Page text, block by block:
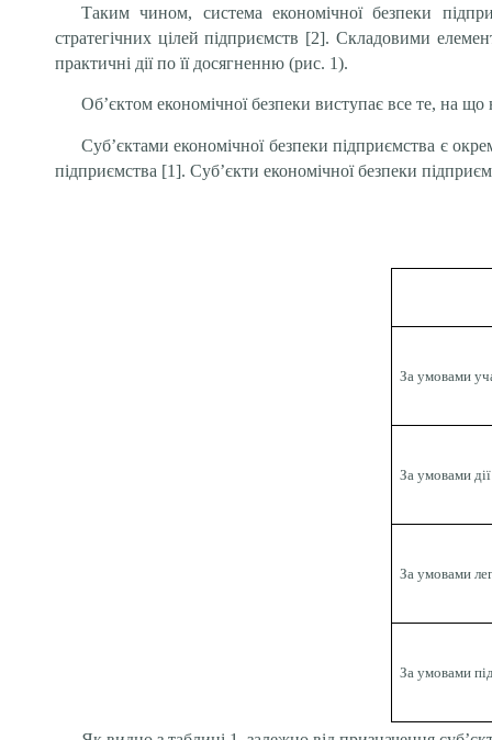
Таким чином, система економічної безпеки
стратегічних цілей підприємств [2]. Складовими
практичні дії по її досягненню (рис. 1).
Об’єктом економічної безпеки виступає все те, на
Суб’єктами економічної безпеки підприємства є
підприємства [1]. Суб’єкти економічної безпеки
За умовами
За умовами
За умовами
За умовами